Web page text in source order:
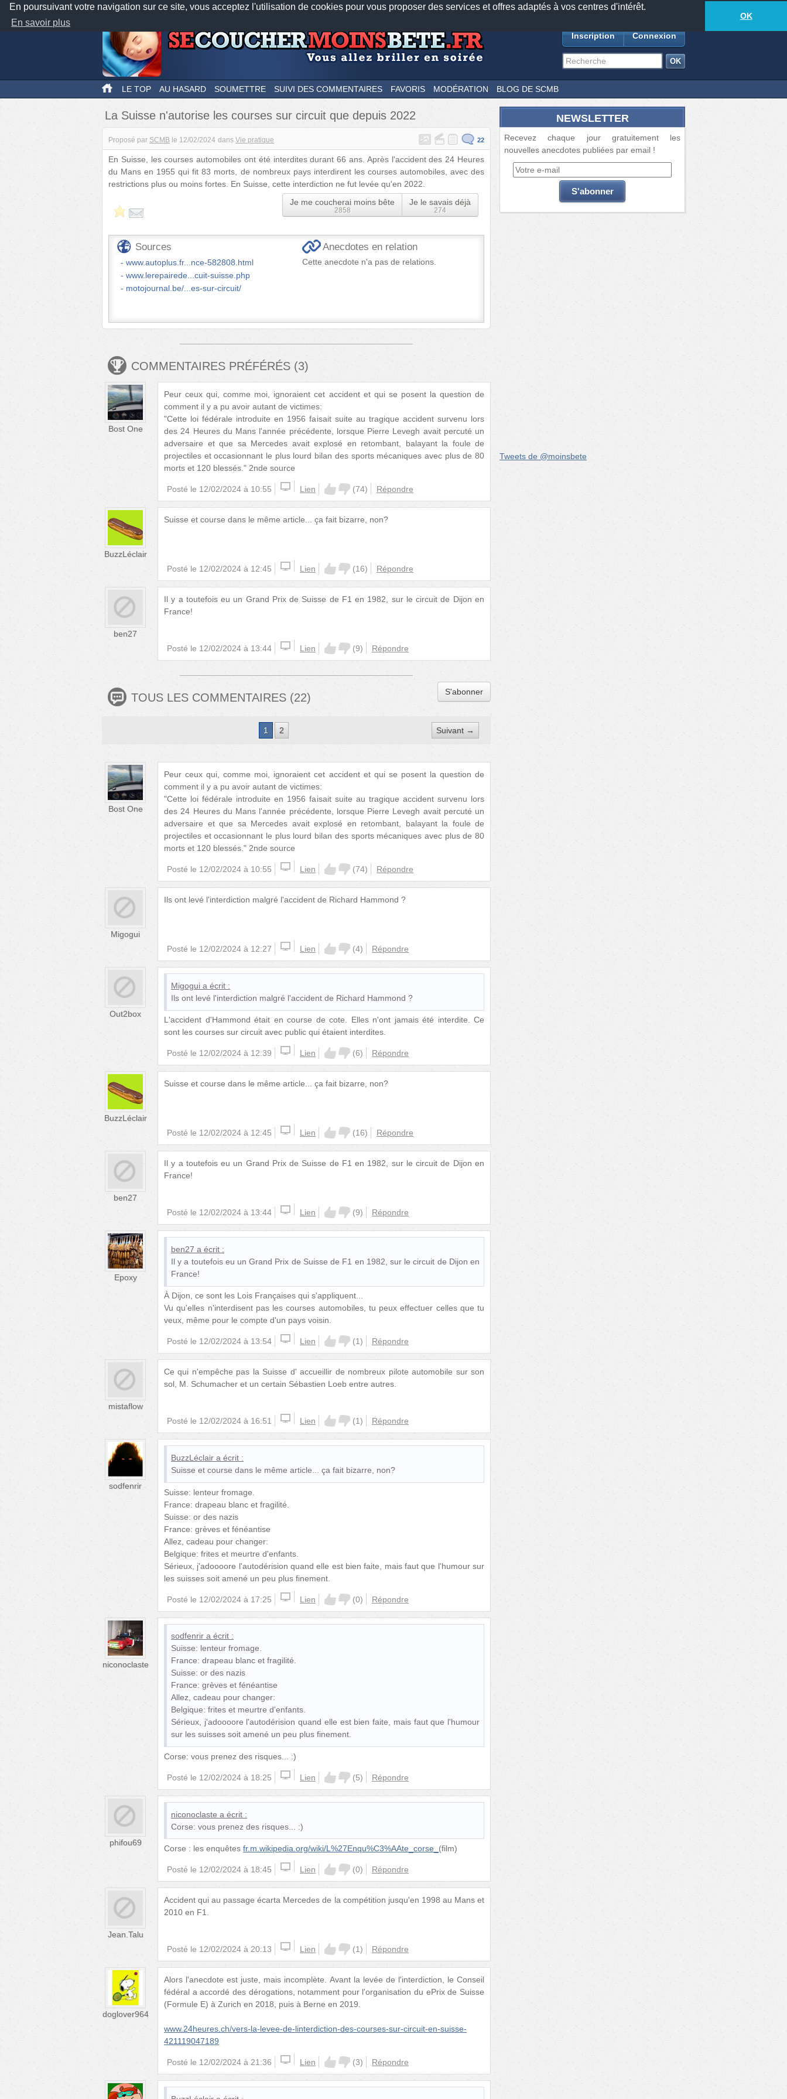
En poursuivant votre navigation sur ce site, vous acceptez l'utilisation de cookies pour vous proposer des services et offres adaptés à vos centres d'intérêt.
En savoir plus
OK
Nos applications mobiles Newsletter Facebook
TwitterFeeds18885anecdotes-558lecteurs connectés
Inscription Connexion
LE TOP AU HASARD SOUMETTRE SUIVI DES COMMENTAIRES FAVORIS MODÉRATION BLOG DE SCMB
La Suisse n'autorise les courses sur circuit que depuis 2022
Proposé par SCMB le 12/02/2024 dans Vie pratique 22
En Suisse, les courses automobiles ont été interdites durant 66 ans. Après l'accident des 24 Heures
du Mans en 1955 qui fit 83 morts, de nombreux pays interdirent les courses automobiles, avec des
restrictions plus ou moins fortes. En Suisse, cette interdiction ne fut levée qu'en 2022.
Je me coucherai moins bête
2858
Je le savais déjà
274
Sources
www.autoplus.fr...nce-582808.html
www.lerepairede...cuit-suisse.php
motojournal.be/...es-sur-circuit/
Anecdotes en relation
Cette anecdote n'a pas de relations.
COMMENTAIRES PRÉFÉRÉS (3)
Bost One
Peur ceux qui, comme moi, ignoraient cet accident et qui se posent la question de
comment il y a pu avoir autant de victimes:
"Cette loi fédérale introduite en 1956 faisait suite au tragique accident survenu lors
des 24 Heures du Mans l'année précédente, lorsque Pierre Levegh avait percuté un
adversaire et que sa Mercedes avait explosé en retombant, balayant la foule de
projectiles et occasionnant le plus lourd bilan des sports mécaniques avec plus de 80
morts et 120 blessés." 2nde source
Posté le 12/02/2024 à 10:55 Lien (74) Répondre
BuzzLéclair
Suisse et course dans le même article... ça fait bizarre, non?
Posté le 12/02/2024 à 12:45 Lien (16) Répondre
ben27
Il y a toutefois eu un Grand Prix de Suisse de F1 en 1982, sur le circuit de Dijon en
France!
Posté le 12/02/2024 à 13:44 Lien (9) Répondre
TOUS LES COMMENTAIRES (22) S'abonner
1 2 Suivant →
Bost One
Peur ceux qui, comme moi, ignoraient cet accident et qui se posent la question de
comment il y a pu avoir autant de victimes:
"Cette loi fédérale introduite en 1956 faisait suite au tragique accident survenu lors
des 24 Heures du Mans l'année précédente, lorsque Pierre Levegh avait percuté un
adversaire et que sa Mercedes avait explosé en retombant, balayant la foule de
projectiles et occasionnant le plus lourd bilan des sports mécaniques avec plus de 80
morts et 120 blessés." 2nde source
Posté le 12/02/2024 à 10:55 Lien (74) Répondre
Migogui
Ils ont levé l'interdiction malgré l'accident de Richard Hammond ?
Posté le 12/02/2024 à 12:27 Lien (4) Répondre
Out2box
Migogui a écrit :
Ils ont levé l'interdiction malgré l'accident de Richard Hammond ?
L'accident d'Hammond était en course de cote. Elles n'ont jamais été interdite. Ce
sont les courses sur circuit avec public qui étaient interdites.
Posté le 12/02/2024 à 12:39 Lien (6) Répondre
BuzzLéclair
Suisse et course dans le même article... ça fait bizarre, non?
Posté le 12/02/2024 à 12:45 Lien (16) Répondre
ben27
Il y a toutefois eu un Grand Prix de Suisse de F1 en 1982, sur le circuit de Dijon en
France!
Posté le 12/02/2024 à 13:44 Lien (9) Répondre
Epoxy
ben27 a écrit :
Il y a toutefois eu un Grand Prix de Suisse de F1 en 1982, sur le circuit de Dijon en
France!
À Dijon, ce sont les Lois Françaises qui s'appliquent...
Vu qu'elles n'interdisent pas les courses automobiles, tu peux effectuer celles que tu
veux, même pour le compte d'un pays voisin.
Posté le 12/02/2024 à 13:54 Lien (1) Répondre
mistaflow
Ce qui n'empêche pas la Suisse d' accueillir de nombreux pilote automobile sur son
sol, M. Schumacher et un certain Sébastien Loeb entre autres.
Posté le 12/02/2024 à 16:51 Lien (1) Répondre
sodfenrir
BuzzLéclair a écrit :
Suisse et course dans le même article... ça fait bizarre, non?
Suisse: lenteur fromage.
France: drapeau blanc et fragilité.
Suisse: or des nazis
France: grèves et fénéantise
Allez, cadeau pour changer:
Belgique: frites et meurtre d'enfants.
Sérieux, j'adoooore l'autodérision quand elle est bien faite, mais faut que l'humour sur
les suisses soit amené un peu plus finement.
Posté le 12/02/2024 à 17:25 Lien (0) Répondre
niconoclaste
sodfenrir a écrit :
Suisse: lenteur fromage.
France: drapeau blanc et fragilité.
Suisse: or des nazis
France: grèves et fénéantise
Allez, cadeau pour changer:
Belgique: frites et meurtre d'enfants.
Sérieux, j'adoooore l'autodérision quand elle est bien faite, mais faut que l'humour
sur les suisses soit amené un peu plus finement.
Corse: vous prenez des risques... :)
Posté le 12/02/2024 à 18:25 Lien (5) Répondre
phifou69
niconoclaste a écrit :
Corse: vous prenez des risques... :)
Corse : les enquêtes fr.m.wikipedia.org/wiki/L%27Enqu%C3%AAte_corse_ (film)
Posté le 12/02/2024 à 18:45 Lien (0) Répondre
Jean.Talu
Accident qui au passage écarta Mercedes de la compétition jusqu'en 1998 au Mans et
2010 en F1.
Posté le 12/02/2024 à 20:13 Lien (1) Répondre
doglover964
Alors l'anecdote est juste, mais incomplète. Avant la levée de l'interdiction, le Conseil
fédéral a accordé des dérogations, notamment pour l'organisation du ePrix de Suisse
(Formule E) à Zurich en 2018, puis à Berne en 2019.
www.24heures.ch/vers-la-levee-de-linterdiction-des-courses-sur-circuit-en-suisse-
421119047189
Posté le 12/02/2024 à 21:36 Lien (3) Répondre
NEWSLETTER
Recevez chaque jour gratuitement les
nouvelles anecdotes publiées par email !
Tweets de @moinsbete